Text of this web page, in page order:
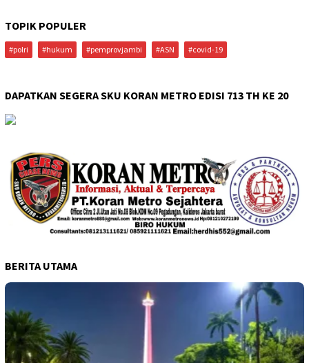
TOPIK POPULER
#polri #hukum #pemprovjambi #ASN #covid-19
DAPATKAN SEGERA SKU KORAN METRO EDISI 713 TH KE 20
BERITA UTAMA